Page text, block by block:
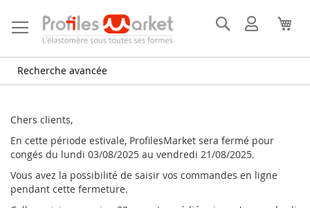
au
contenu
Rechercher
Recherche avancée
Mon
compte
Chers clients,
En cette période estivale, ProfilesMarket sera fermé pour
congés du lundi 03/08/2025 au vendredi 21/08/2025.
Vous avez la possibilité de saisir vos commandes en ligne
pendant cette fermeture.